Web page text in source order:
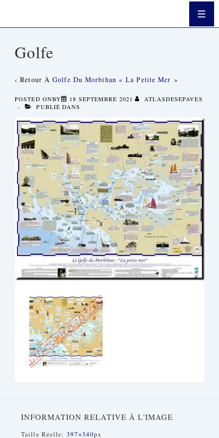
Contenu
Golfe
‹ Retour ÀGolfe Du Morbihan « La Petite Mer »
POSTED ONBY 18 SEPTEMBRE 2021
ATLASDESEPAVES
PUBLIÉ DANS
INFORMATION RELATIVE À L'IMAGE
Taille Réelle: 397×340Px